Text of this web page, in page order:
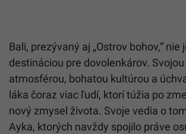
Bali, prezývaný aj „Ostrov bohov,“ nie
destináciou pre dovolenkárov.
atmosférou, bohatou kultúrou a
láka čoraz viac ľudí, ktorí túžia po
nový zmysel života. Svoje vedia o
Ayka, ktorých navždy spojilo práve